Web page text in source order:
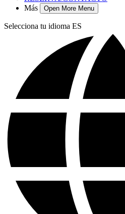
Más
Open More Menu
Selecciona tu idioma ES